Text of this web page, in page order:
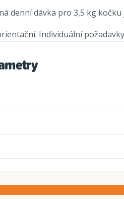
denní dávka pro 3,5 kg kočku
Individuální